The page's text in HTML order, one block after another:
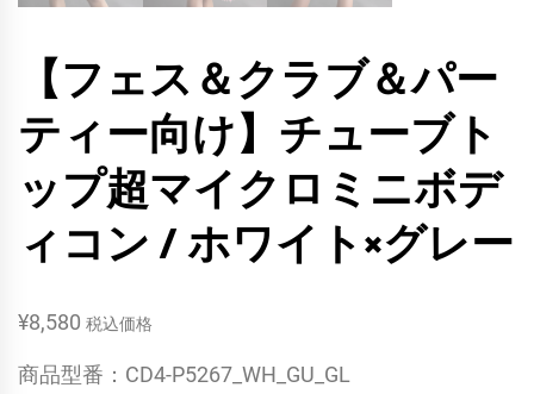
【フェス＆クラブ＆パー
ティー向け】チューブト
ップ超マイクロミニボデ
ィコン / ホワイト×グレー
¥8,580 税込価格
商品型番：CD4-P5267_WH_GU_GL